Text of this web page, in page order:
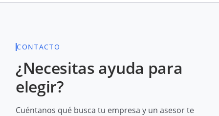
CONTACTO
¿Necesitas ayuda para
elegir?
Cuéntanos qué busca tu empresa y un asesor te